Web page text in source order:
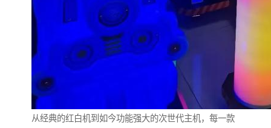
从经典的红白机到如今功能强大的次世代主机，每一款